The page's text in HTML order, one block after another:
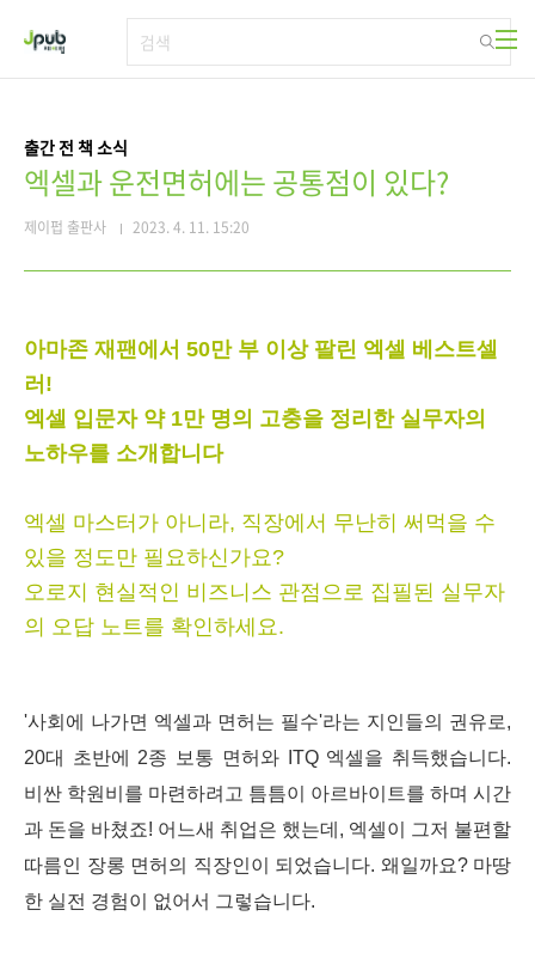
출간 전 책 소식
엑셀과 운전면허에는 공통점이 있다?
제이펍 출판사 2023. 4. 11. 15:20
아마존 재팬에서 50만 부 이상 팔린 엑셀 베스트셀
러!
엑셀 입문자 약 1만 명의 고충을 정리한 실무자의
노하우를 소개합니다
엑셀 마스터가 아니라, 직장에서 무난히 써먹을 수
있을 정도만 필요하신가요?
오로지 현실적인 비즈니스 관점으로 집필된 실무자
의 오답 노트를 확인하세요.
'사회에 나가면 엑셀과 면허는 필수'라는 지인들의 권유로,
20대 초반에 2종 보통 면허와 ITQ 엑셀을 취득했습니다.
비싼 학원비를 마련하려고 틈틈이 아르바이트를 하며 시간
과 돈을 바쳤죠! 어느새 취업은 했는데, 엑셀이 그저 불편할
따름인 장롱 면허의 직장인이 되었습니다. 왜일까요? 마땅
한 실전 경험이 없어서 그렇습니다.